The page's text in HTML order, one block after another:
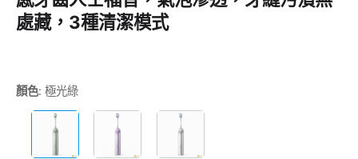
處藏，3種清潔模式
顏色: 極光綠